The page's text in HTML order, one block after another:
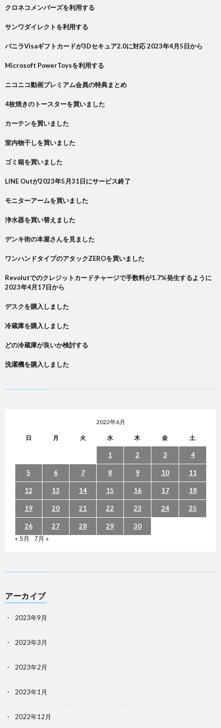
クロネコメンバーズを利用する
サンワダイレクトを利用する
バニラVisaギフトカードが3Dセキュア2.0に対応 2023年4月5日から
Microsoft PowerToysを利用する
ニコニコ動画プレミアム会員の特典まとめ
4枚焼きのトースターを買いました
カーテンを買いました
室内物干しを買いました
ゴミ箱を買いました
LINE Outが2023年5月31日にサービス終了
モニターアームを買いました
浄水器を買い替えました
デンキ街の本屋さんを見ました
ワンハンドタイプのアタックZEROを買いました
Revolutでのクレジットカードチャージで手数料が1.7%発生するように
2023年4月17日から
デスクを購入しました
冷蔵庫を購入しました
どの冷蔵庫が良いか検討する
洗濯機を購入しました
2022年6月
日 月 火 水 木 金 土
1 2 3 4
5 6 7 8 9 10 11
12 13 14 15 16 17 18
19 20 21 22 23 24 25
26 27 28 29
30
« 5月
7月 »
アーカイブ
2023年9月
2023年3月
2023年2月
2023年1月
2022年12月